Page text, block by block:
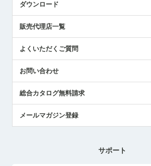
社員ブログ
中小企業のBCP地震対策
センサのテクニカルガイド
社長ブログ
ダウンロード
販売代理店一覧
よくいただくご質問
お問い合わせ
総合カタログ無料請求
メールマガジン登録
サポート